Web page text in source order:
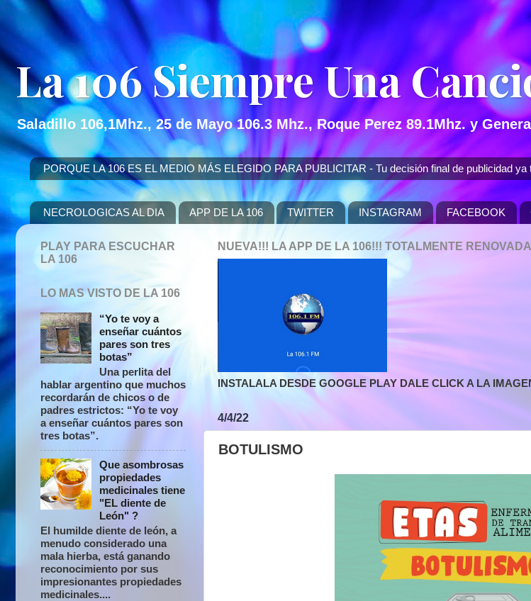
La 106 Siempre Una
Saladillo 106,1Mhz., 25 de Mayo 106.3 Mhz., Roque Perez 89.1Mhz. y
PORQUE LA 106 ES EL MEDIO MÁS ELEGIDO PARA PUBLICITAR - Tu decisión final de publicidad ya
NECROLOGICAS AL DIA APP DE LA 106 TWITTER INSTAGRAM FACEBOOK
NUEVA!!! LA APP DE LA 106!!! TOTALMENTE
INSTALALA DESDE GOOGLE PLAY DALE CLICK A LA
4/4/22
BOTULISMO
PLAY PARA ESCUCHAR
LA 106
LO MAS VISTO DE LA 106
“Yo te voy a
enseñar cuántos
pares son tres
botas”
Una perlita del
hablar argentino que muchos
recordarán de chicos o de
padres estrictos: “Yo te voy
a enseñar cuántos pares son
tres botas”.
Que asombrosas
propiedades
medicinales tiene
"EL diente de
León" ?
El humilde diente de león, a
menudo considerado una
mala hierba, está ganando
reconocimiento por sus
impresionantes propiedades
medicinales....